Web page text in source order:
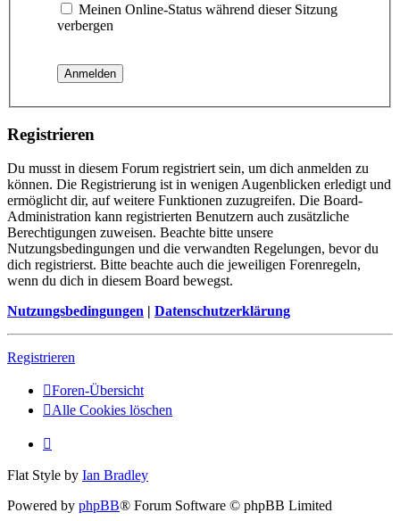
Meinen Online-Status während dieser Sitzung
verbergen
Registrieren
Du musst in diesem Forum registriert sein, um dich anmelden zu
können. Die Registrierung ist in wenigen Augenblicken erledigt und
ermöglicht dir, auf weitere Funktionen zuzugreifen. Die Board-
Administration kann registrierten Benutzern auch zusätzliche
Berechtigungen zuweisen. Beachte bitte unsere
Nutzungsbedingungen und die verwandten Regelungen, bevor du
dich registrierst. Bitte beachte auch die jeweiligen Forenregeln,
wenn du dich in diesem Board bewegst.
Nutzungsbedingungen | Datenschutzerklärung
Registrieren
Foren-Übersicht
Alle Cookies löschen
Flat Style by Ian Bradley
Powered by phpBB® Forum Software © phpBB Limited